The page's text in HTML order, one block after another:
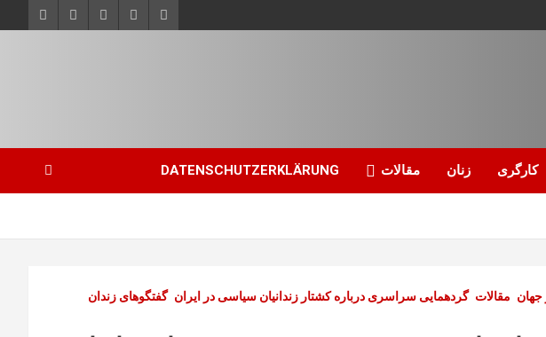
کارگری زنان مقالات DATENSCHUTZERKLÄRUNG
جهان مقالات گردهمایی سراسری درباره کشتار زندانیان سیاسی در ایران گفتگوهای زندان